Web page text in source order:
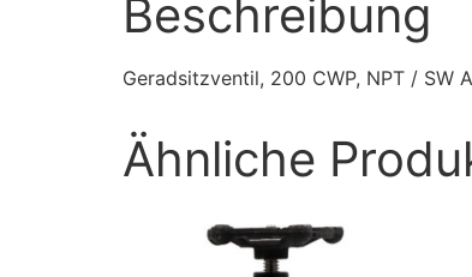
Beschreibung
Geradsitzventil, 200 CWP, NPT / SW
Ähnliche